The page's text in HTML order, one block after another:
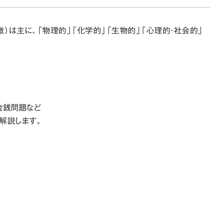
主に、「物理的」「化学的」「生物的」「心理的・社会的」
銭問題など
します。